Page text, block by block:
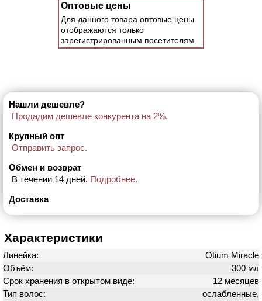
Оптовые цены
Для данного товара оптовые цены
отображаются только
зарегистрированным посетителям.
Нашли дешевле?
Продадим дешевле конкурента на 2%.
Крупный опт
Отправить запрос.
Обмен и возврат
В течении 14 дней. Подробнее.
Доставка
Характеристики
Линейка:
Otium Miracle
Объём:
300 мл
Срок хранения в открытом виде:
12 месяцев
Тип волос:
ослабленные,